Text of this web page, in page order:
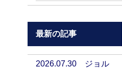
最新の記事
2026.07.30 ジョル